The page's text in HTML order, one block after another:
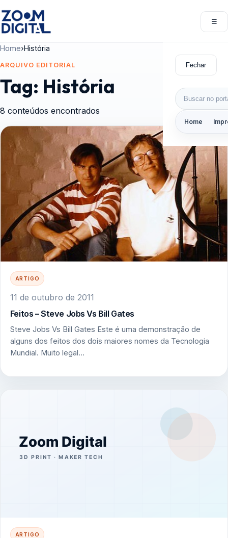
☰
Fechar
Buscar por:
Home
Home›História
ARQUIVO EDITORIAL
Tag: História
8 conteúdos encontrados
ARTIGO
11 de outubro de 2011
Feitos – Steve Jobs Vs Bill Gates
Steve Jobs Vs Bill Gates Este é uma demonstração de
alguns dos feitos dos dois maiores nomes da Tecnologia
Mundial. Muito legal…
ARTIGO